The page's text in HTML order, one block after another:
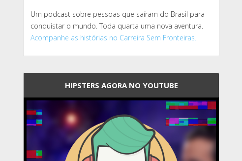
Um podcast sobre pessoas que saíram do Brasil para
conquistar o mundo. Toda quarta uma nova aventura.
Acompanhe as histórias no Carreira Sem Fronteiras.
HIPSTERS AGORA NO YOUTUBE